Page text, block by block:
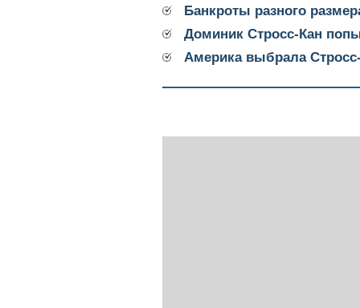
Банкроты разного
Доминик Стросс-Кан
Америка выбрала